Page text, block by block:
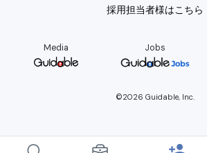
採用担当者様はこちら
Media Jobs
©2026 Guidable, Inc.